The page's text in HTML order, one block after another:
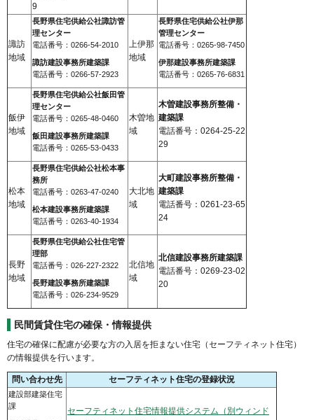
9
諏訪
地域
長野県住宅供給公社諏訪管
理センター
電話番号：0266-54-2010
諏訪建設事務所建築課
電話番号：0266-57-2923
上伊那
地域
長野県住宅供給公社伊那
管理センター
電話番号：0265-98-7450
伊那建設事務所建築課
電話番号：0265-76-6831
飯伊
地域
長野県住宅供給公社飯田管
理センター
電話番号：0265-48-0460
飯田建設事務所建築課
電話番号：0265-53-0433
木曽地
域
木曽建設事務所整備・
建築課
電話番号：0264-25-22
29
松本
地域
長野県住宅供給公社松本事
務所
電話番号：0263-47-0240
松本建設事務所建築課
電話番号：0263-40-1934
大北地
域
大町建設事務所整備・
建築課
電話番号：0261-23-65
24
長野
地域
長野県住宅供給公社住宅管
理部
電話番号：026-227-2322
長野建設事務所建築課
電話番号：026-234-9529
北信地
域
北信建設事務所建築課
電話番号：0269-23-02
20
民間賃貸住宅の確保・情報提供
住宅の確保に配慮が必要な方の入居を拒まない住宅（セーフティネット住宅）
の情報提供を行います。
問い合わせ先 セーフティネット住宅の登録状況
建設部建築住宅
課
セーフティネット住宅情報提供システム（別ウィンド